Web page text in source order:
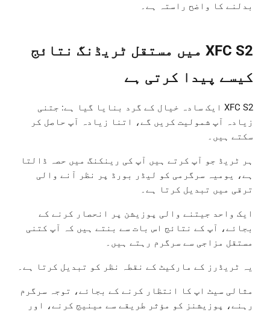
بدلنے کا واضح راستہ ہے۔
XFC S2 میں مستقل ٹریڈنگ نتائج
کیسے پیدا کرتی ہے
XFC S2 ایک سادہ خیال کے گرد بنایا گیا ہے: جتنی
زیادہ آپ شمولیت کریں گے، اتنا زیادہ آپ حاصل کر
سکتے ہیں۔
ہر ٹریڈ جو آپ کرتے ہیں آپ کی رینکنگ میں حصہ ڈالتا
ہے، یومیہ سرگرمی کو لیڈر بورڈ پر نظر آنے والی
ترقی میں تبدیل کرتا ہے۔
ایک واحد جیتنے والی پوزیشن پر انحصار کرنے کے
بجائے، آپ کے نتائج اس بات سے بنتے ہیں کہ آپ کتنی
مستقل مزاجی سے سرگرم رہتے ہیں۔
یہ ٹریڈرز کے مارکیٹ کے نقطہ نظر کو تبدیل کرتا ہے۔
مثالی سیٹ اپ کا انتظار کرنے کے بجائے، توجہ سرگرم
رہنے، پوزیشنز کو مؤثر طریقے سے مینیج کرنے، اور